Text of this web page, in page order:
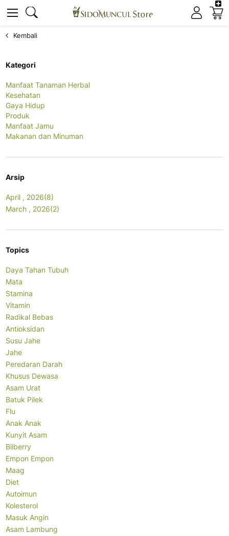
Kembali
Kategori
Manfaat Tanaman Herbal
Kesehatan
Gaya Hidup
Produk
Manfaat Jamu
Makanan dan Minuman
Arsip
April , 2026(8)
March , 2026(2)
Topics
Daya Tahan Tubuh
Mata
Stamina
Vitamin
Radikal Bebas
Antioksidan
Susu Jahe
Jahe
Peredaran Darah
Khusus Dewasa
Asam Urat
Batuk Pilek
Flu
Anak Anak
Kunyit Asam
Bilberry
Empon Empon
Maag
Diet
Autoimun
Kolesterol
Masuk Angin
Asam Lambung